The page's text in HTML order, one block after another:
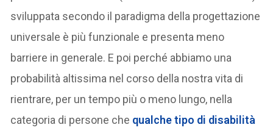
sviluppata secondo il paradigma della progettazione
universale è più funzionale e presenta meno
barriere in generale. E poi perché abbiamo una
probabilità altissima nel corso della nostra vita di
rientrare, per un tempo più o meno lungo, nella
categoria di persone che qualche tipo di disabilità